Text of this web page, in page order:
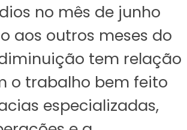
no mês de junho
aos outros meses do
tem relação
o trabalho bem feito
especializadas,